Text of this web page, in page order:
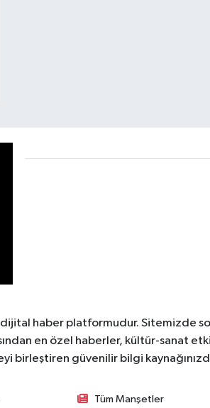
haber platformudur. Sitemizde
en özel haberler, kültür-sanat
birleştiren güvenilir bilgi
Tüm Manşetler